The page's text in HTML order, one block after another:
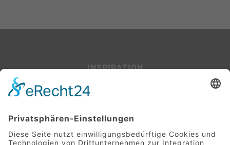
INSPIRATION
Beispiel-Projekte
SERVICE
Leitfaden für Baufinanzierer:innen